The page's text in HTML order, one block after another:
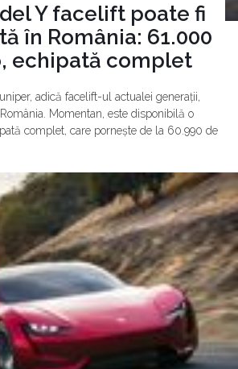
Y facelift poate fi
în România: 61.000
echipată complet
adică facelift-ul actualei generații,
Momentan, este disponibilă o
complet, care pornește de la 60.990 de